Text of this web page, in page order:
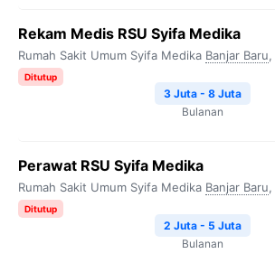
Rekam Medis RSU Syifa Medika
Rumah Sakit Umum Syifa Medika Banjar Baru,
Ditutup
3 Juta - 8 Juta
Bulanan
Perawat RSU Syifa Medika
Rumah Sakit Umum Syifa Medika Banjar Baru,
Ditutup
2 Juta - 5 Juta
Bulanan